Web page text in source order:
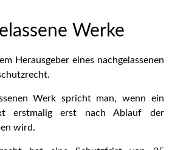
Werke
Herausgeber eines nachgelassenen
Werk spricht man, wenn ein
erstmalig erst nach Ablauf der
wird.